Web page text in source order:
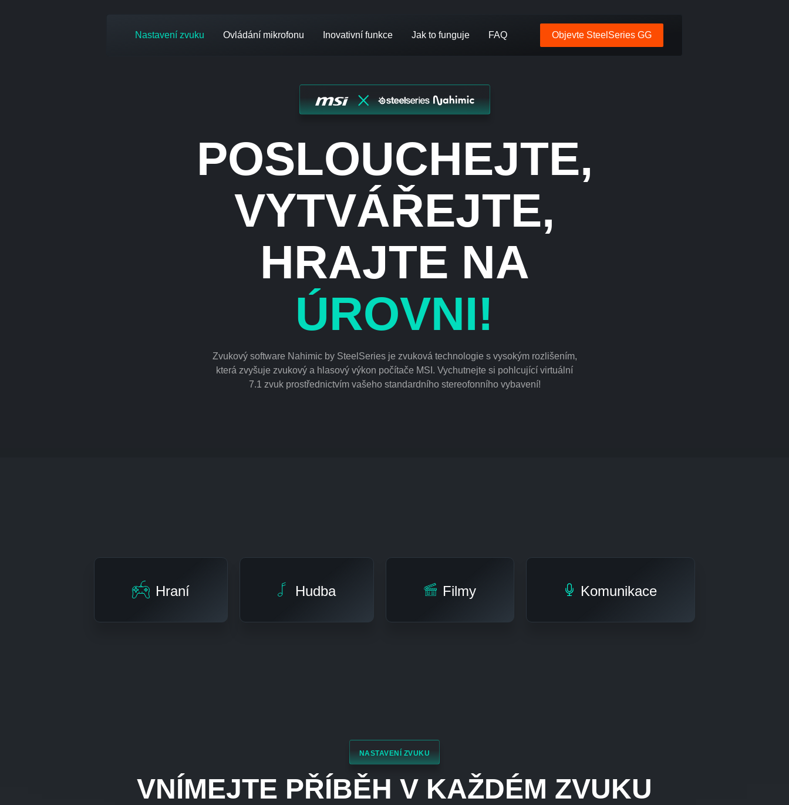
Nastavení zvuku Ovládání mikrofonu Inovativní funkce Jak to funguje FAQ Objevte SteelSeries GG
POSLOUCHEJTE,
VYTVÁŘEJTE,
HRAJTE NA
ÚROVNI!
Zvukový software Nahimic by SteelSeries je zvuková technologie s vysokým rozlišením,
která zvyšuje zvukový a hlasový výkon počítače MSI. Vychutnejte si pohlcující virtuální
7.1 zvuk prostřednictvím vašeho standardního stereofonního vybavení!
Hraní Hudba Filmy Komunikace
NASTAVENÍ ZVUKU
VNÍMEJTE PŘÍBĚH V KAŽDÉM ZVUKU